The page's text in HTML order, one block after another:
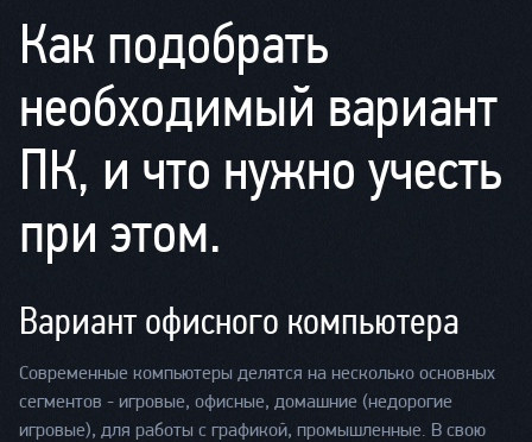
Как подобрать
необходимый вариант
ПК, и что нужно учесть
при этом.
Вариант офисного компьютера
Современные компьютеры делятся на несколько основных
сегментов - игровые, офисные, домашние (недорогие
игровые), для работы с графикой, промышленные. В свою